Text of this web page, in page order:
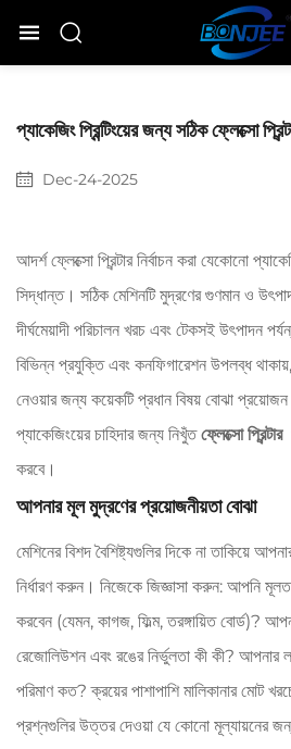
প্যাকেজিং প্রিন্টিংয়ের জন্য সঠিক ফ্লেক্সো
Dec-24-2025
আদর্শ ফ্লেক্সো প্রিন্টার নির্বাচন করা যেকোনো
সিদ্ধান্ত। সঠিক মেশিনটি মুদ্রণের গুণমান ও
দীর্ঘমেয়াদী পরিচালন খরচ এবং টেকসই উৎপাদন
বিভিন্ন প্রযুক্তি এবং কনফিগারেশন উপলব্ধ
নেওয়ার জন্য কয়েকটি প্রধান বিষয় বোঝা
প্যাকেজিংয়ের চাহিদার জন্য নিখুঁতফ্লেক্সো প্রিন্টার
করবে।
আপনার মূল মুদ্রণের প্রয়োজনীয়তা বোঝা
মেশিনের বিশদ বৈশিষ্ট্যগুলির দিকে না তাকিয়ে
নির্ধারণ করুন। নিজেকে জিজ্ঞাসা করুন: আপনি
করবেন (যেমন, কাগজ, ফিল্ম, তরঙ্গায়িত বোর্ড)?
রেজোলিউশন এবং রঙের নির্ভুলতা কী কী? আপনার
পরিমাণ কত? ক্রয়ের পাশাপাশি মালিকানার মোট
প্রশ্নগুলির উত্তর দেওয়া যে কোনো মূল্যায়নের